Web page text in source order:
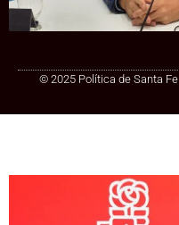
© 2025 Política de Santa Fe